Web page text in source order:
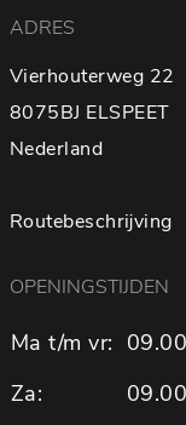
ADRES
Vierhouterweg 22
8075BJ ELSPEET
Nederland
Routebeschrijving
OPENINGSTIJDEN
Ma t/m vr:
Za: